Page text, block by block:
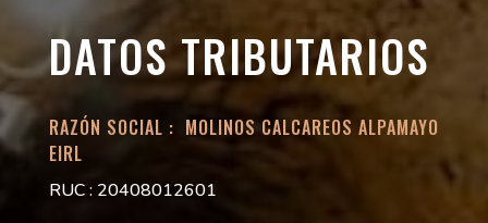
DATOS TRIBUTARIOS
RAZÓN SOCIAL : MOLINOS CALCAREOS ALPAMAYO
EIRL
RUC : 20408012601